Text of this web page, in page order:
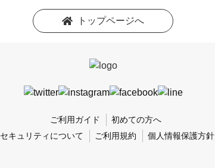
トップページへ
ご利用ガイド
初めての方へ
セキュリティについて ご利用規約 個人情報保護方針